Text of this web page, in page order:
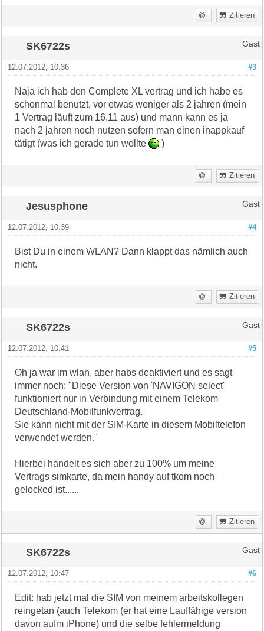
Zitieren
SK6722s Gast
#3
12.07.2012, 10:36
Naja ich hab den Complete XL vertrag und ich habe es
schonmal benutzt, vor etwas weniger als 2 jahren (mein
1 Vertrag läuft zum 16.11 aus) und mann kann es ja
nach 2 jahren noch nutzen sofern man einen inappkauf
tätigt (was ich gerade tun wollte
)
Zitieren
Jesusphone Gast
#4
12.07.2012, 10:39
Bist Du in einem WLAN? Dann klappt das nämlich auch
nicht.
Zitieren
SK6722s Gast
#5
12.07.2012, 10:41
Oh ja war im wlan, aber habs deaktiviert und es sagt
immer noch: "Diese Version von 'NAVIGON select'
funktioniert nur in Verbindung mit einem Telekom
Deutschland-Mobilfunkvertrag.
Sie kann nicht mit der SIM-Karte in diesem Mobiltelefon
verwendet werden."
Hierbei handelt es sich aber zu 100% um meine
Vertrags simkarte, da mein handy auf tkom noch
gelocked ist......
Zitieren
SK6722s Gast
#6
12.07.2012, 10:47
Edit: hab jetzt mal die SIM von meinem arbeitskollegen
reingetan (auch Telekom (er hat eine Lauffähige version
davon aufm iPhone) und die selbe fehlermeldung